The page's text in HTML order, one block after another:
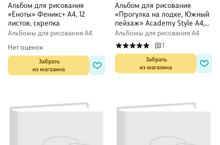
Альбом для рисования
«Еноты» Феникс+ А4, 12
листов, скрепка
Альбомы для рисования А4
Нет оценок
Забрать
из магазина
Альбом для рисования
«Прогулка на лодке, Южный
пейзаж» Academy Style А4,
20 листов, склейка, в
ассортименте
Альбомы для рисования А4
· 1
Забрать
из магазина